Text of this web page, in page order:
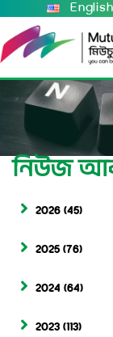
English
নিউজ
2026 (45)
2025 (76)
2024 (64)
2023 (113)